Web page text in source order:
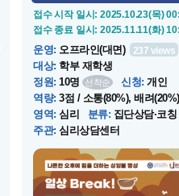
접수 시작 일시 : 2025.10.23(목)
접수 종료 일시 : 2025.11.11(화)
운영: 오프라인(대면) 237 views
대상: 학부 재학생
정원: 10명 선착순 신청: 개인
역량: 3점 / 소통(80%), 배려(20%)
영역 : 심리 분류: 집단상담·코칭
주관: 심리상담센터
운영 시작 일시
: 2025.11.11(화)
운영 종료 일시: 2025.11.11(화)
장소:컨버전스홀 B124